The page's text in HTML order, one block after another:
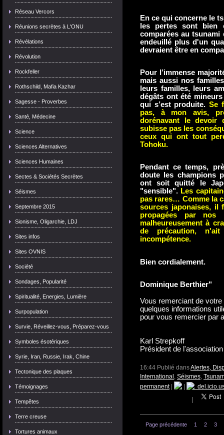
Réseau Vercors
Réunions secrètes à L'ONU
Révélations
Révolution
Rockfeller
Rothschild, Mafia Kazhar
Sagesse - Proverbes
Santé, Médecine
Science
Sciences Alternatives
Sciences Humaines
Sectes & Sociétés Secrètes
Séismes
Septembre 2015
Sionisme, Oligarchie, LDJ
Sites infos
Sites OVNIS
Société
Sondages, Popularité
Spiritualité, Energies, Lumière
Surpopulation
Survie, Réveillez-vous, Préparez-vous
Symboles ésotériques
Syrie, Iran, Russie, Irak, Chine
Tectonique des plaques
Témoignages
Tempêtes
Terre creuse
Tortures animaux
En ce qui concerne le
les pertes sont bien
comparées au
endeuillé plus d'un
devraient être en
Pour l’immense
mais aussi nos
leurs familles, leurs
dégâts ont été
qui s’est produite. Se
pas, à mon avis,
dorénavant le devoir
subisse pas les
ceux qui ont tout
Tohoku.
Pendant ce temps,
doute les champions
ont soit quitté le
"sensible". Les
pas rares… Comme la
sources japonaises, il
propagées par nos
malheureusement à
de précaution,
incompétence.
Bien cordialement.
Dominique Berthier"
Vous remerciant de
quelques informations
pour vous remercier par
Karl Strepkoff
Président de
16:44 Publié dansAlertes,
International , Séismes,
permanent|
Page précédente 1 2 3